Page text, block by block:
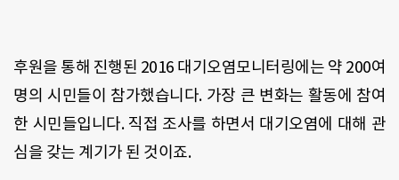
후원을 통해 진행된 2016 대기오염모니터링에는 약 200여
명의 시민들이 참가했습니다. 가장 큰 변화는 활동에 참여
한 시민들입니다. 직접 조사를 하면서 대기오염에 대해 관
심을 갖는 계기가 된 것이죠.